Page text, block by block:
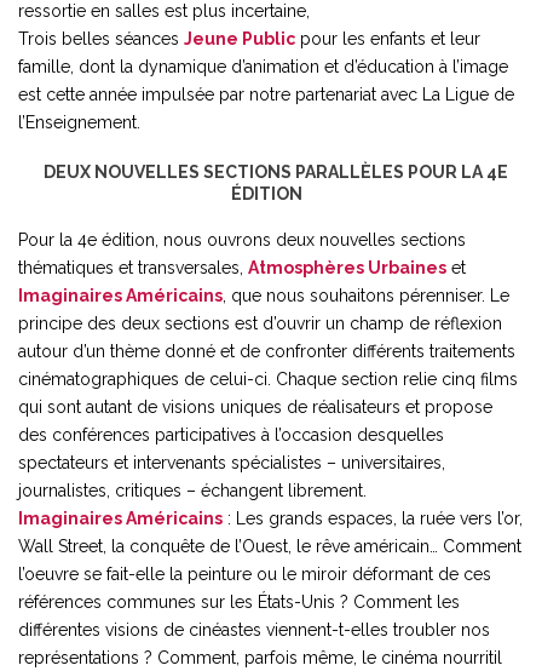
ressortie en salles est plus incertaine,
Trois belles séances Jeune Public pour les enfants et leur
famille, dont la dynamique d’animation et d’éducation à l’image
est cette année impulsée par notre partenariat avec La Ligue de
l’Enseignement.
DEUX NOUVELLES SECTIONS PARALLÈLES POUR LA 4E
ÉDITION
Pour la 4e édition, nous ouvrons deux nouvelles sections
thématiques et transversales, Atmosphères Urbaines et
Imaginaires Américains , que nous souhaitons pérenniser. Le
principe des deux sections est d’ouvrir un champ de réflexion
autour d’un thème donné et de confronter différents traitements
cinématographiques de celui-ci. Chaque section relie cinq films
qui sont autant de visions uniques de réalisateurs et propose
des conférences participatives à l’occasion desquelles
spectateurs et intervenants spécialistes – universitaires,
journalistes, critiques – échangent librement.
Imaginaires Américains : Les grands espaces, la ruée vers l’or,
Wall Street, la conquête de l’Ouest, le rêve américain… Comment
l’oeuvre se fait-elle la peinture ou le miroir déformant de ces
références communes sur les États-Unis ? Comment les
différentes visions de cinéastes viennent-t-elles troubler nos
représentations ? Comment, parfois même, le cinéma nourritil